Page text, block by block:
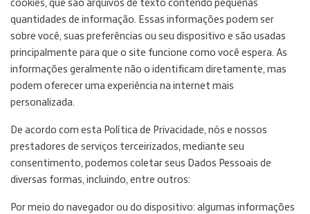
cookies, que são arquivos de texto contendo pequenas
quantidades de informação. Essas informações podem ser
sobre você, suas preferências ou seu dispositivo e são usadas
principalmente para que o site funcione como você espera. As
informações geralmente não o identificam diretamente, mas
podem oferecer uma experiência na internet mais
personalizada.
De acordo com esta Política de Privacidade, nós e nossos
prestadores de serviços terceirizados, mediante seu
consentimento, podemos coletar seus Dados Pessoais de
diversas formas, incluindo, entre outros:
Por meio do navegador ou do dispositivo: algumas informações